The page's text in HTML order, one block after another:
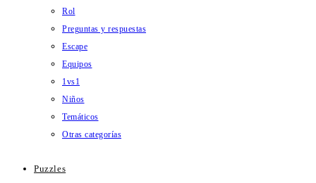
Rol
Preguntas y respuestas
Escape
Equipos
1vs1
Niños
Temáticos
Otras categorías
Puzzles